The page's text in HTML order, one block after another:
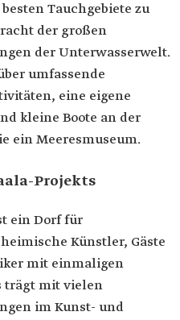
Tauchgebiete zu
der großen
der Unterwasserwelt.
umfassende
eine eigene
kleine Boote an der
ein Meeresmuseum.
Projekts
ein Dorf für
Künstler, Gäste
mit einmaligen
trägt mit vielen
im Kunst- und